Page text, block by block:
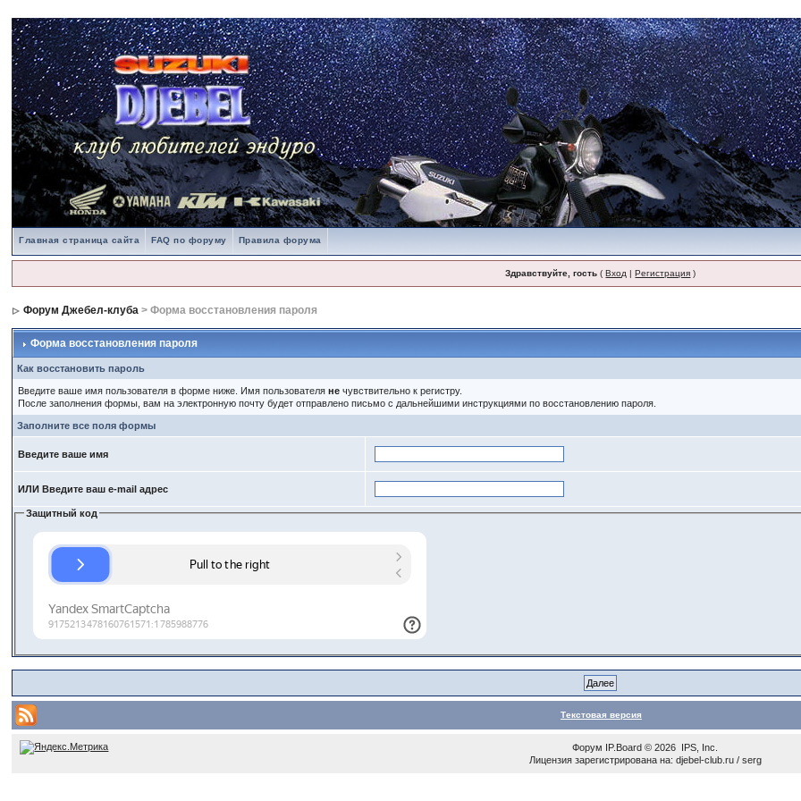
Главная страница сайта FAQ по форуму Правила форума
Здравствуйте, гость (Вход |Регистрация )
Форум Джебел-клуба > Форма восстановления пароля
Форма восстановления пароля
Как восстановить пароль
Введите ваше имя пользователя в форме ниже. Имя пользователяне чувствительно к регистру.
После заполнения формы, вам на электронную почту будет отправлено письмо с дальнейшими инструкциями по восстановлению пароля.
Заполните все поля формы
Введите ваше имя
ИЛИ Введите ваш e-mail адрес
Защитный код
Текстовая версия
Форум IP.Board © 2026 IPS, Inc
Лицензия зарегистрирована на: djebel-club.ru / serg